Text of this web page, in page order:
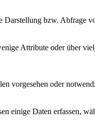
Darstellung bzw. Abfrage
Attribute oder über
vorgesehen oder
einige Daten erfassen,